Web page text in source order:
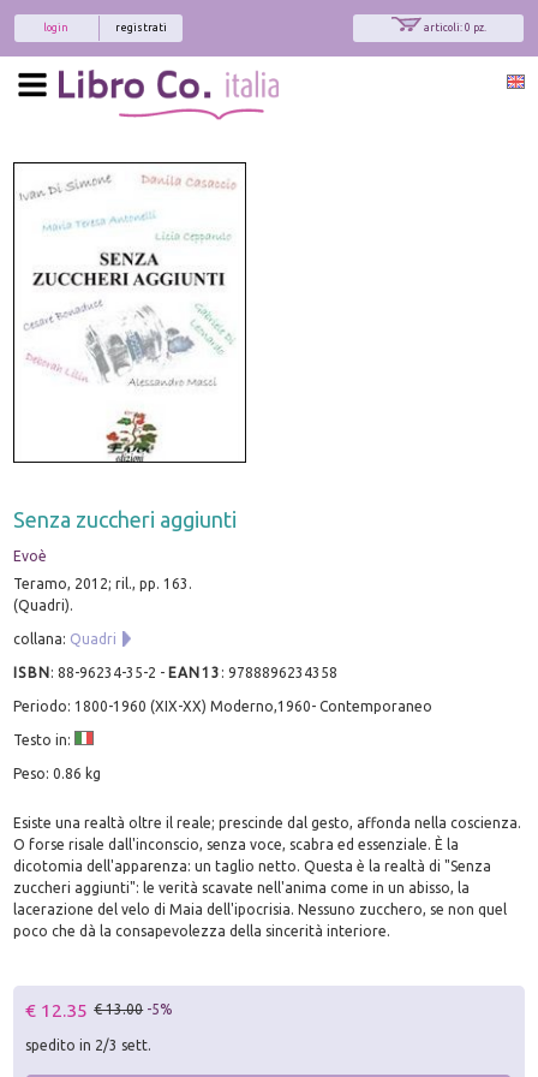
articoli: 0 pz.
registrati
login
Senza zuccheri aggiunti
Evoè
Teramo, 2012; ril., pp. 163.
(Quadri).
collana: Quadri
ISBN:88-96234-35-2 - EAN13 :9788896234358
Periodo: 1800-1960 (XIX-XX) Moderno,1960- Contemporaneo
Testo in:
Peso: 0.86 kg
Esiste una realtà oltre il reale; prescinde dal gesto, affonda nella coscienza.
O forse risale dall'inconscio, senza voce, scabra ed essenziale. È la
dicotomia dell'apparenza: un taglio netto. Questa è la realtà di "Senza
zuccheri aggiunti": le verità scavate nell'anima come in un abisso, la
lacerazione del velo di Maia dell'ipocrisia. Nessuno zucchero, se non quel
poco che dà la consapevolezza della sincerità interiore.
€ 12.35 € 13.00 -5%
spedito in 2/3 sett.